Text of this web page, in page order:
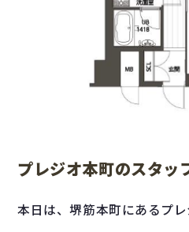
プレジオ本町のスタッ
本日は、堺筋本町にあるプレ